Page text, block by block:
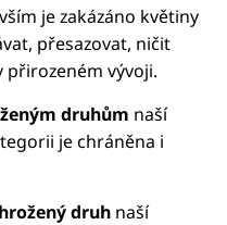
je zakázáno květiny
přesazovat, ničit
vývoji.
druhům naší
je chráněna i
druh naší